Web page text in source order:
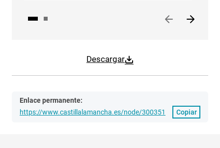
Descargar
Enlace permanente:
https://www.castillalamancha.es/node/300351
Copiar